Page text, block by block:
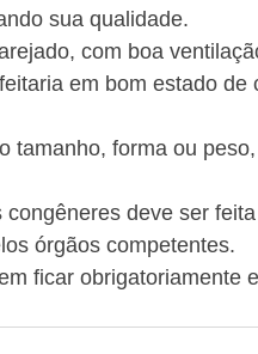
sua qualidade.
com boa
em bom estado de
tamanho, forma ou
deve ser
órgãos competentes.
ficar obrigatoriamente